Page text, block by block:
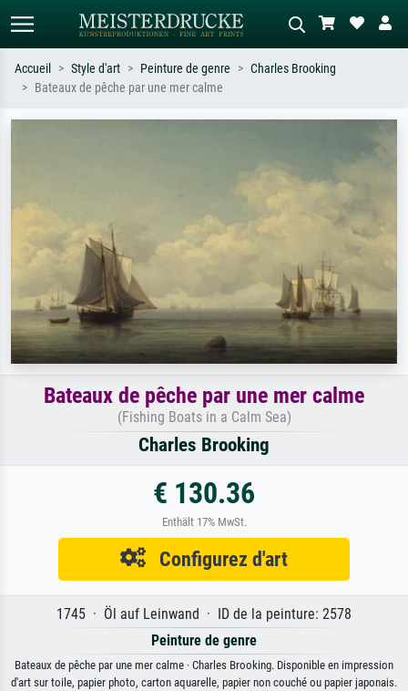
Décrivez la scène – ex. prairie verte,
tableau sombre, nu debout près d'un
arbre.
Accueil Style d'art Peinture de genre
Charles Brooking
Bateaux de pêche par une mer calme
Bateaux de pêche par une mer calme
(Fishing Boats in a Calm Sea)
Charles Brooking
€ 130.36
Enthält 17% MwSt.
Configurez d'art
1745 · Öl auf Leinwand · ID de la peinture: 2578
Peinture de genre
Bateaux de pêche par une mer calme · Charles Brooking. Disponible en impression
d'art sur toile, papier photo, carton aquarelle, papier non couché ou papier japonais.